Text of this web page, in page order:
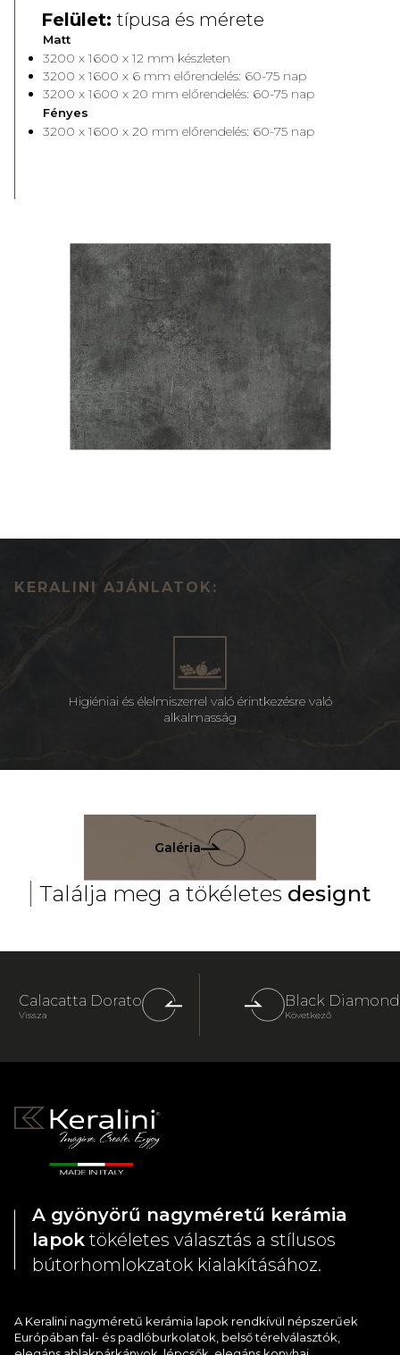
Felület: típusa és mérete
Matt
3200 x 1600 x 12 mm készleten
3200 x 1600 x 6 mm előrendelés: 60-75 nap
3200 x 1600 x 20 mm előrendelés: 60-75 nap
Fényes
3200 x 1600 x 20 mm előrendelés: 60-75 nap
KERALINI AJÁNLATOK:
Higiéniai és élelmiszerrel való érintkezésre való
alkalmasság
Galéria
Találja meg a tökéletes designt
Calacatta Dorato
Vissza
Black Diamond
Következő
A gyönyörű nagyméretű kerámia
lapoktökéletes választás a stílusos
bútorhomlokzatok kialakításához.
A Keralini nagyméretű kerámia lapok rendkívül népszerűek
Európában fal- és padlóburkolatok, belső térelválasztók,